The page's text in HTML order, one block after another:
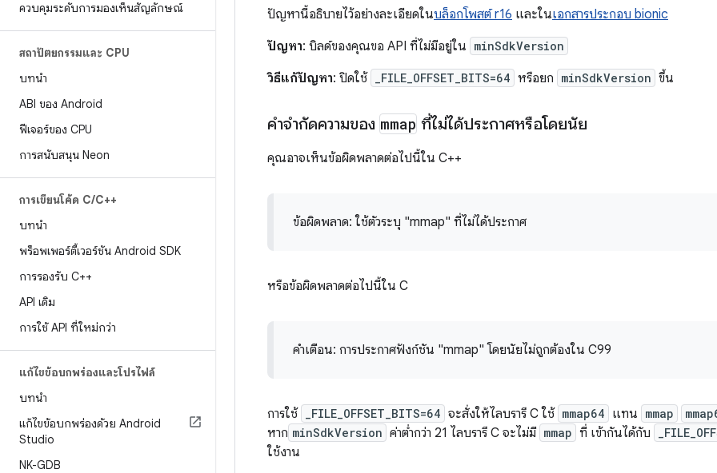
ควบคุมระดับการมองเห็นสัญลักษณ์
สถาปัตยกรรมและ CPU
บทนำ
ABI ของ Android
ฟีเจอร์ของ CPU
การสนับสนุน Neon
การเขียนโค้ด C/C++
บทนำ
พร็อพเพอร์ตี้เวอร์ชัน Android SDK
การรองรับ C++
API เดิม
การใช้ API ที่ใหม่กว่า
แก้ไขข้อบกพร่องและโปรไฟล์
บทนำ
แก้ไขข้อบกพร่องด้วย Android
Studio
NK-GDB
ปัญหานี้อธิบายไว้อย่างละเอียดในบล็อกโพสต์ r16 และในเอกสารประกอบ bionic
ปัญหา: บิลด์ของคุณขอ API ที่ไม่มีอยู่ใน minSdkVersion
วิธีแก้ปัญหา: ปิดใช้ _FILE_OFFSET_BITS=64 หรือยก minSdkVersion ขึ้น
คำจำกัดความของ mmap ที่ไม่ได้ประกาศหรือโดยนัย
คุณอาจเห็นข้อผิดพลาดต่อไปนี้ใน C++
ข้อผิดพลาด: ใช้ตัวระบุ "mmap" ที่ไม่ได้ประกาศ
หรือข้อผิดพลาดต่อไปนี้ใน C
คำเตือน: การประกาศฟังก์ชัน "mmap" โดยนัยไม่ถูกต้องใน C99
การใช้ _FILE_OFFSET_BITS=64 จะสั่งให้ไลบรารี C ใช้ mmap64 แทน mmap
หาก minSdkVersion ค่าต่ำกว่า 21 ไลบรารี C จะไม่มี mmap ที่ เข้ากันได้กับ
ใช้งาน